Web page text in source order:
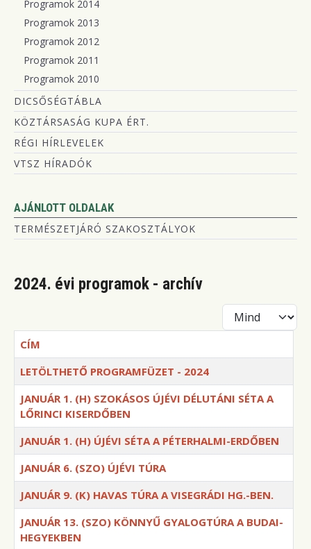
Programok 2014
Programok 2013
Programok 2012
Programok 2011
Programok 2010
DICSŐSÉGTÁBLA
KÖZTÁRSASÁG KUPA ÉRT.
RÉGI HÍRLEVELEK
VTSZ HÍRADÓK
AJÁNLOTT OLDALAK
TERMÉSZETJÁRÓ SZAKOSZTÁLYOK
2024. évi programok - archív
Tételek #
CÍM
LETÖLTHETŐ PROGRAMFÜZET - 2024
JANUÁR 1. (H) SZOKÁSOS ÚJÉVI DÉLUTÁNI SÉTA A
LŐRINCI KISERDŐBEN
JANUÁR 1. (H) ÚJÉVI SÉTA A PÉTERHALMI-ERDŐBEN
JANUÁR 6. (SZO) ÚJÉVI TÚRA
JANUÁR 9. (K) HAVAS TÚRA A VISEGRÁDI HG.-BEN.
JANUÁR 13. (SZO) KÖNNYŰ GYALOGTÚRA A BUDAI-
HEGYEKBEN